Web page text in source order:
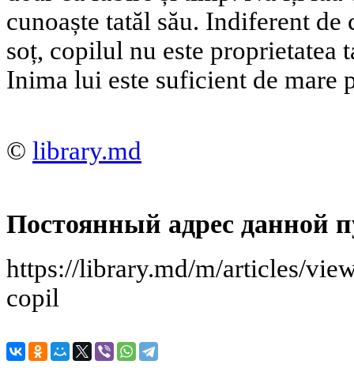
cunoaște tatăl său. Indiferent
soț, copilul nu este proprietatea
Inima lui este suficient de mare
© library.md
Постоянный адрес данной
https://library.md/m/articles/
copil